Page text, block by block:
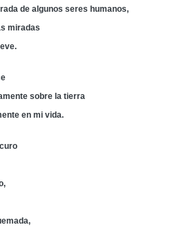
de algunos seres humanos,
miradas
sobre la tierra
en mi vida.